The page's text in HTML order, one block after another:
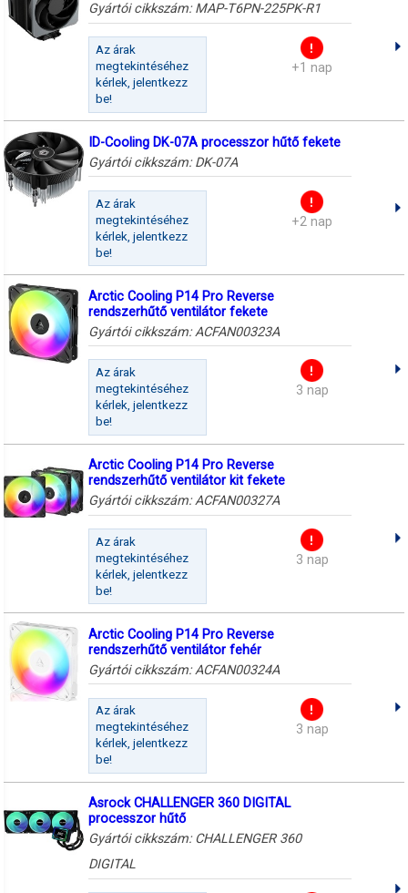
Gyártói cikkszám: MAP-T6PN-225PK-R1
Az árak
megtekintéséhez
kérlek, jelentkezz
be!
+1 nap
ID-Cooling DK-07A processzor hűtő fekete
Gyártói cikkszám: DK-07A
Az árak
megtekintéséhez
kérlek, jelentkezz
be!
+2 nap
Arctic Cooling P14 Pro Reverse
rendszerhűtő ventilátor fekete
Gyártói cikkszám:ACFAN00323A
Az árak
megtekintéséhez
kérlek, jelentkezz
be!
3 nap
Arctic Cooling P14 Pro Reverse
rendszerhűtő ventilátor kit fekete
Gyártói cikkszám:ACFAN00327A
Az árak
megtekintéséhez
kérlek, jelentkezz
be!
3 nap
Arctic Cooling P14 Pro Reverse
rendszerhűtő ventilátor fehér
Gyártói cikkszám:ACFAN00324A
Az árak
megtekintéséhez
kérlek, jelentkezz
be!
3 nap
Asrock CHALLENGER 360 DIGITAL
processzor hűtő
Gyártói cikkszám: CHALLENGER 360
DIGITAL